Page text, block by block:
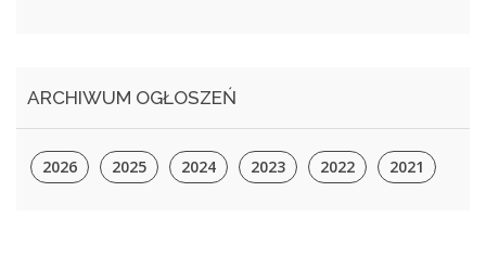
ARCHIWUM OGŁOSZEŃ
2026 2025 2024 2023 2022 2021